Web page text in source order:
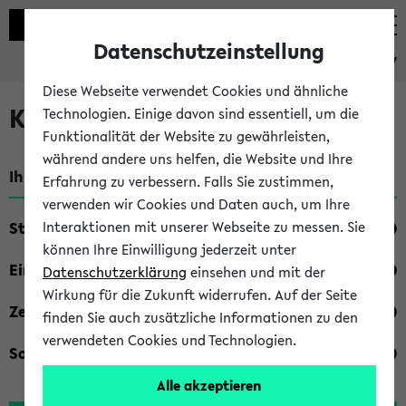
eKVV
Kombisuche im eKVV
Ihre Suchkriterien:
Studienfach
Einrichtung
Zeiten
Sonstiges
Datenschutzeinstellung
Diese Webseite verwendet Cookies und ähnliche
Technologien. Einige davon sind essentiell, um die
Funktionalität der Website zu gewährleisten,
während andere uns helfen, die Website und Ihre
Erfahrung zu verbessern. Falls Sie zustimmen,
verwenden wir Cookies und Daten auch, um Ihre
Interaktionen mit unserer Webseite zu messen. Sie
können Ihre Einwilligung jederzeit unter
Datenschutzerklärung einsehen und mit der
Wirkung für die Zukunft widerrufen. Auf der Seite
finden Sie auch zusätzliche Informationen zu den
verwendeten Cookies und Technologien.
Alle akzeptieren